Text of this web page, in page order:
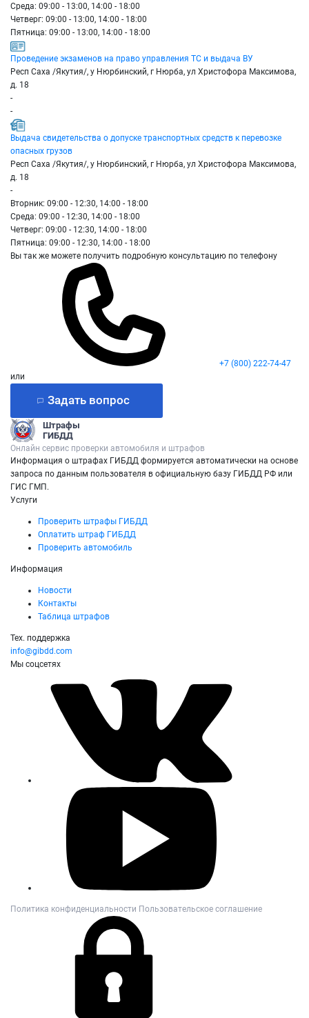
Среда: 09:00 - 13:00, 14:00 - 18:00
Четверг: 09:00 - 13:00, 14:00 - 18:00
Пятница: 09:00 - 13:00, 14:00 - 18:00
Проведение экзаменов на право управления ТС и выдача ВУ
Респ Саха /Якутия/, у Нюрбинский, г Нюрба, ул Христофора Максимова,
д. 18
-
-
Выдача свидетельства о допуске транспортных средств к перевозке
опасных грузов
Респ Саха /Якутия/, у Нюрбинский, г Нюрба, ул Христофора Максимова,
д. 18
-
Вторник: 09:00 - 12:30, 14:00 - 18:00
Среда: 09:00 - 12:30, 14:00 - 18:00
Четверг: 09:00 - 12:30, 14:00 - 18:00
Пятница: 09:00 - 12:30, 14:00 - 18:00
Вы так же можете получить подробную консультацию по телефону
+7 (800) 222-74-47
или
Задать вопрос
Штрафы
ГИБДД
Онлайн сервис проверки автомобиля и штрафов
Информация о штрафах ГИБДД формируется автоматически на основе
запроса по данным пользователя в официальную базу ГИБДД РФ или
ГИС ГМП.
Услуги
Проверить штрафы ГИБДД
Оплатить штраф ГИБДД
Проверить автомобиль
Информация
Новости
Контакты
Таблица штрафов
Тех. поддержка
info@gibdd.com
Мы соцсетях
Политика конфиденциальности Пользовательское соглашение